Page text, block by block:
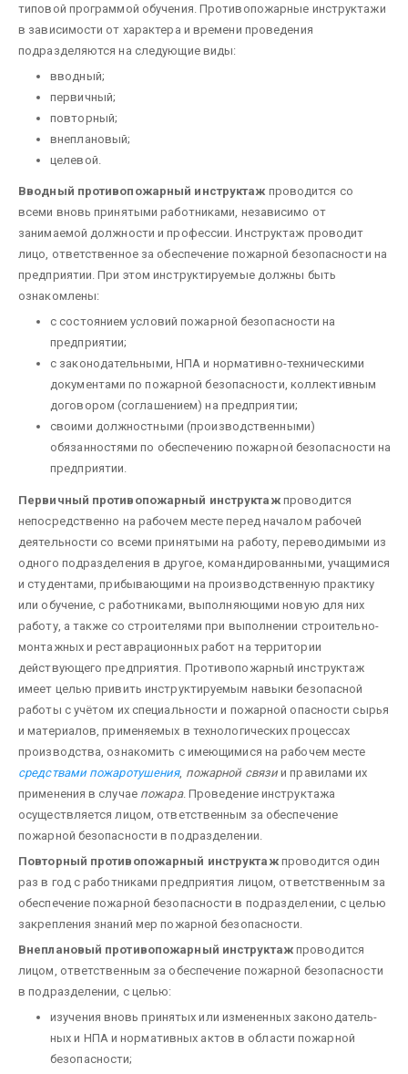
типовой про­граммой обучения. Противопожарные инструктажи
в зависимости от характера и времени проведения
подразделяются на следующие виды:
вводный;
первичный;
повторный;
внеплановый;
целевой.
Вводный про­тивопожарный инструктаж проводится со
всеми вновь принятыми работниками, независимо от
занимаемой должности и профессии. Инструктаж проводит
лицо, ответственное за обеспечение пожарной безопасности на
предприятии. При этом инструктируемые должны быть
ознакомлены:
с состоянием условий пожарной безопасности на
предприятии;
с законодательными, НПА и нормативно-техническими
документами по пожарной безопасности, коллективным
договором (соглашением) на предприятии;
своими должно­стными (производственными)
обязанностями по обеспечению пожарной безопасности на
предприятии.
Первичный противопожарный инструктажпроводится
непосредственно на рабочем месте перед началом рабочей
деятельности со всеми принятыми на работу, переводимыми из
одного подразделения в другое, командированными, учащимися
и студентами, прибывающими на производственную практику
или обучение, с работниками, выполняющими новую для них
работу, а также со строителями при выполне­нии строительно-
монтажных и реставрационных работ на территории
действующего предприятия. Противо­пожарный инструктаж
имеет целью привить инструктируемым навыки безопасной
работы с учётом их специальности и пожарной опасности сырья
и материалов, применяемых в технологических процессах
производства, ознакомить с имеющимися на рабочем месте
средствами пожаротушения, пожарной связи и правилами их
применения в случае пожара. Проведение инструктажа
осуществляется лицом, ответственным за обеспечение
пожарной безопасности в подразделении.
Повторный противопожарный инструктажпроводится один
раз в год с работниками предприятия лицом, ответственным за
обеспече­ние пожарной безопасности в подразделении, с целью
закрепления знаний мер пожарной безопасности.
Внеплановый противопожарный инструктажпроводится
лицом, ответственным за обеспечение пожар­ной безопасности
в подразделении, с целью:
изучения вновь принятых или измененных законодатель­
ных и НПА и нормативных актов в области пожарной
безопасности;